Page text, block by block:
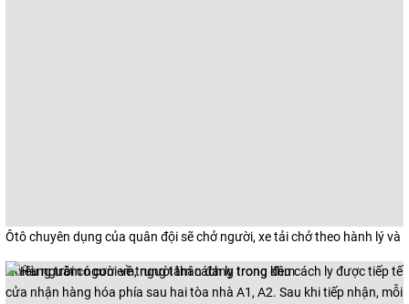
Ôtô chuyên dụng của quân đội sẽ chở người, xe tải chở theo hành lý và
Nhiều người có con em, người thân đang trong khu cách ly được tiếp
cửa nhận hàng hóa phía sau hai tòa nhà A1, A2. Sau khi tiếp nhận,